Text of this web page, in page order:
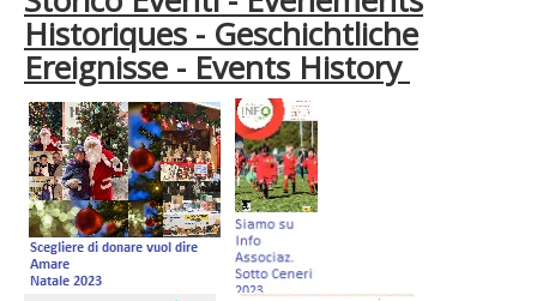
Historiques - Geschichtliche
Ereignisse - Events History